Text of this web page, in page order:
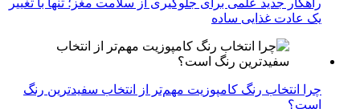
راهکار جدید علمی برای جلوگیری از سلامت مغز؛ تنها با تغییر
یک عادت غذایی ساده
چرا انتخاب رنگ کامپوزیت مهم‌تر از انتخاب سفیدترین رنگ
است؟